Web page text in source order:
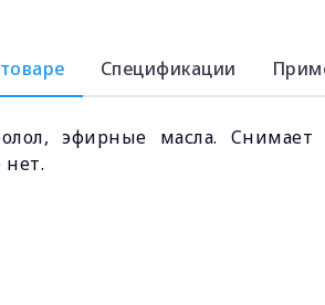
Спецификации
эфирные масла.